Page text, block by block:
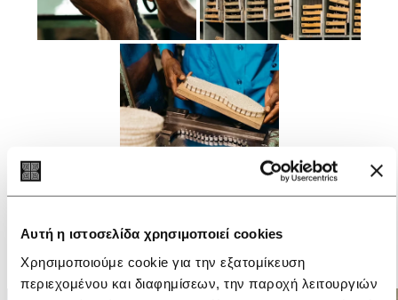
Αυτή η ιστοσελίδα χρησιμοποιεί cookies
Χρησιμοποιούμε cookie για την εξατομίκευση
περιεχομένου και διαφημίσεων, την παροχή λειτουργιών
TROQUELING – Κοπή Σόλας
και το νούμερο. Έπειτα συγκολλάται στη σόλα, προσφέροντας
ιστορίας.